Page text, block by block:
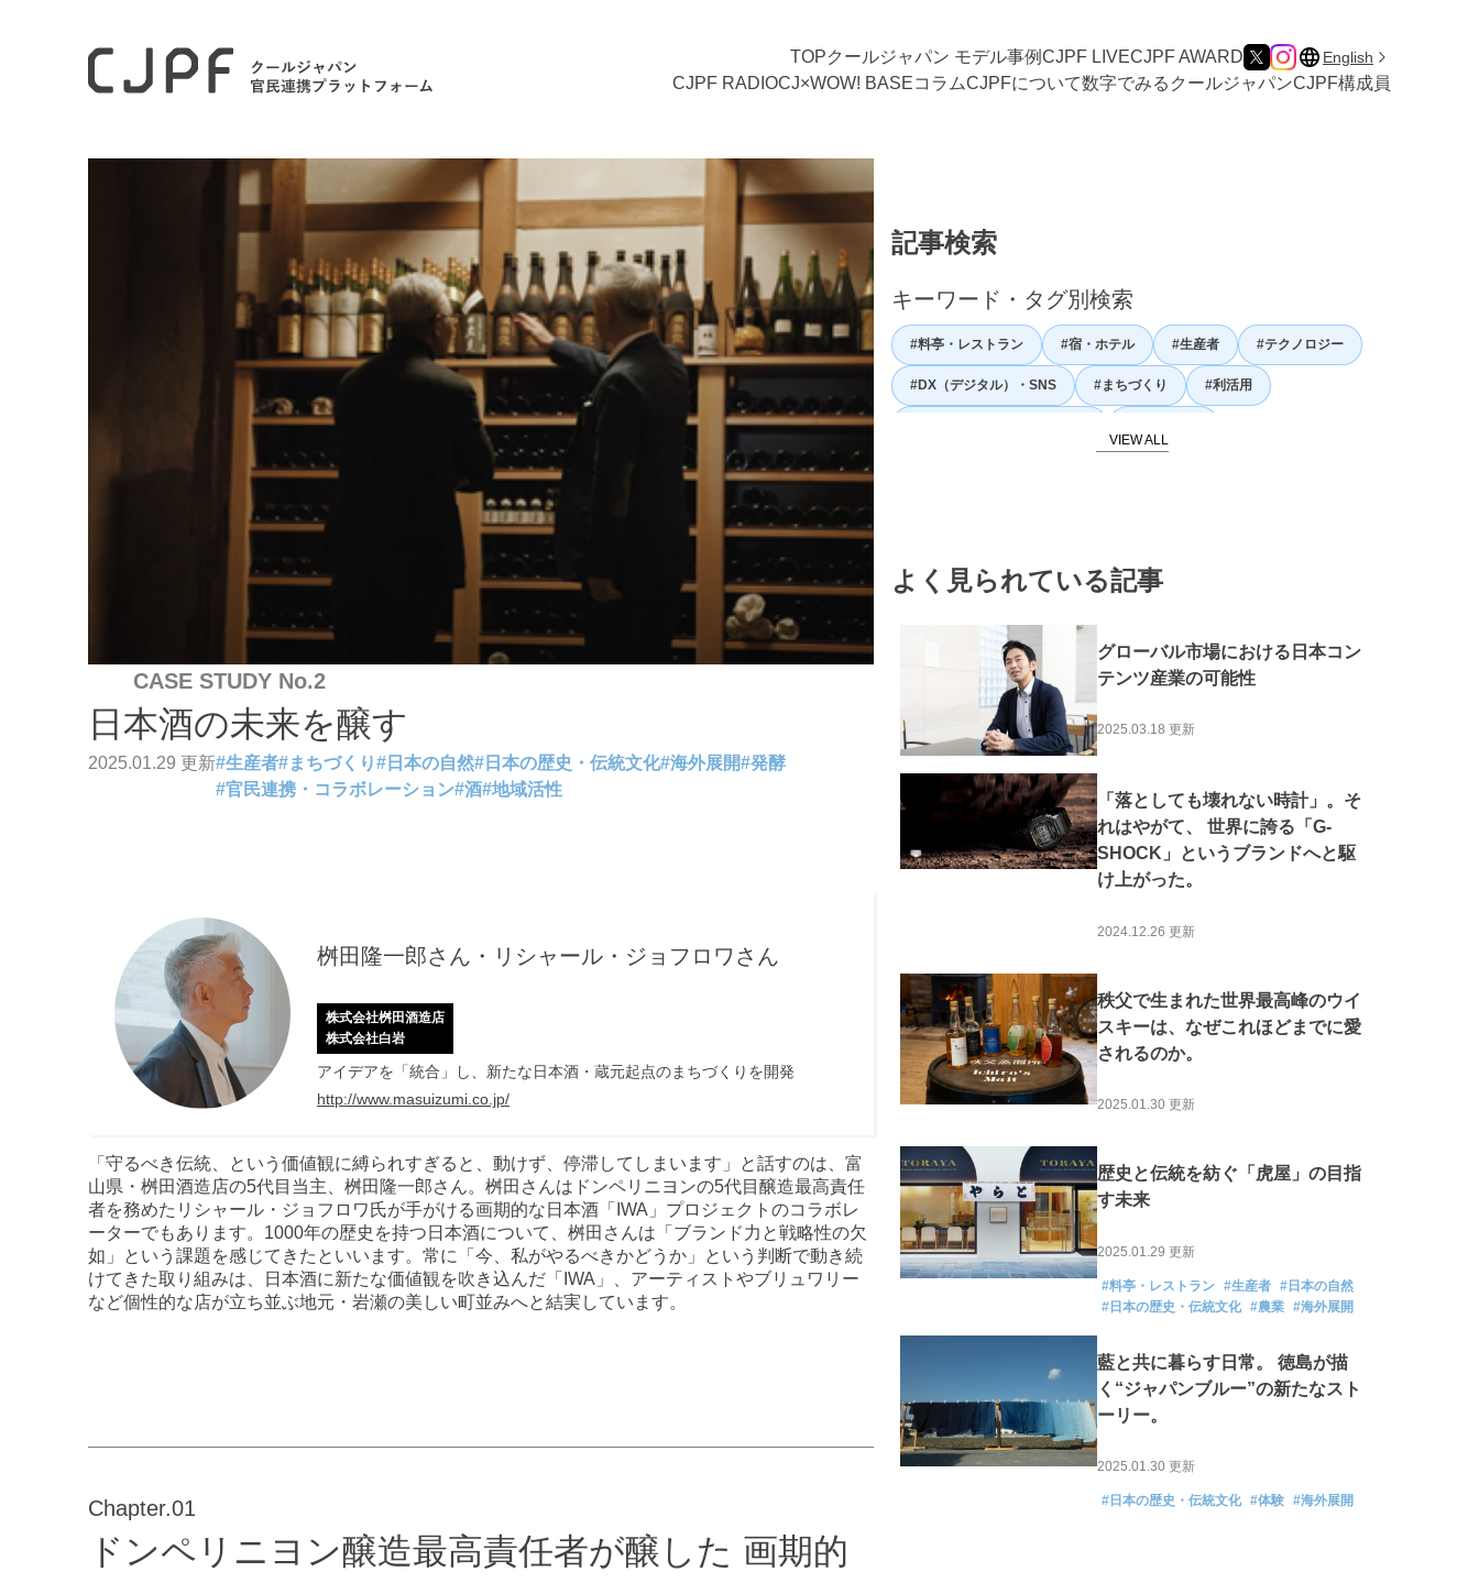
TOPクールジャパン モデル事例CJPF LIVECJPF AWARD English
CJPF RADIOCJ×WOW! BASEコラムCJPFについて数字でみるクールジャパンCJPF構成員
CASE STUDY No.2
日本酒の未来を醸す
2025.01.29 更新#生産者#まちづくり# 日本の自然# 日本の歴史・伝統文化#海外展開#発酵
#官民連携・コラボレーション#酒#地域活性
桝田隆一郎さん・リシャール・ジョフロワさん
株式会社桝田酒造店
株式会社白岩
アイデアを「統合」し、新たな日本酒・蔵元起点のまちづくりを開発
http://www.masuizumi.co.jp/
「守るべき伝統、という価値観に縛られすぎると、動けず、停滞してしまいます」と話すのは、富
山県・桝田酒造店の5代目当主、桝田隆一郎さん。桝田さんはドンペリニヨンの5代目醸造最高責任
者を務めたリシャール・ジョフロワ氏が手がける画期的な日本酒「IWA」プロジェクトのコラボレ
ーターでもあります。1000年の歴史を持つ日本酒について、桝田さんは「ブランド力と戦略性の欠
如」という課題を感じてきたといいます。常に「今、私がやるべきかどうか」という判断で動き続
けてきた取り組みは、日本酒に新たな価値観を吹き込んだ「IWA」、アーティストやブリュワリー
など個性的な店が立ち並ぶ地元・岩瀬の美しい町並みへと結実しています。
Chapter.01
ドンペリニヨン醸造最高責任者が醸した 画期的
記事検索
キーワード・タグ別検索
#料亭・レストラン #宿・ホテル #生産者 #テクノロジー
#DX（デジタル）・SNS #まちづくり #利活用
#スピリチュアリティ #海の日本
よく見られている記事
グローバル市場における日本コン
テンツ産業の可能性
2025.03.18 更新
「落としても壊れない時計」。そ
れはやがて、 世界に誇る「G-
SHOCK」というブランドへと駆
け上がった。
2024.12.26 更新
秩父で生まれた世界最高峰のウイ
スキーは、なぜこれほどまでに愛
されるのか。
2025.01.30 更新
歴史と伝統を紡ぐ「虎屋」の目指
す未来
2025.01.29 更新
#料亭・レストラン #生産者 #日本の自然
#日本の歴史・伝統文化 #農業 #海外展開
藍と共に暮らす日常。 徳島が描
く“ジャパンブルー”の新たなスト
ーリー。
2025.01.30 更新
#日本の歴史・伝統文化 #体験 #海外展開